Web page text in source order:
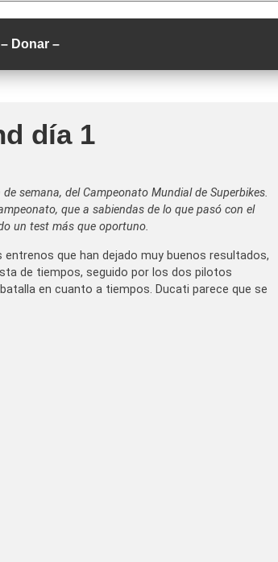
– Donar –
día 1
semana, del Campeonato Mundial de Superbikes.
que a sabiendas de lo que pasó con el
un test más que oportuno.
que han dejado muy buenos resultados,
de tiempos, seguido por los dos pilotos
en cuanto a tiempos. Ducati parece que se